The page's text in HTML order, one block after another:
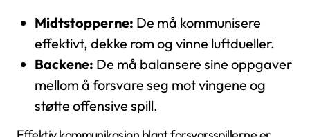
Midtstopperne: De må kommunisere
effektivt, dekke rom og vinne luftdueller.
Backene: De må balansere sine oppgaver
mellom å forsvare seg mot vingene og
støtte offensive spill.